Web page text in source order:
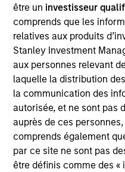
être un investisseur
comprends que les
relatives aux produits
Stanley Investment
aux personnes relevant
laquelle la distribution
la communication des
autorisée, et ne sont pas
auprès de ces
comprends également
par ce site ne sont pas
être définis comme des
Expertise
We help treasury
clients navigate
management
combination of
strategies.